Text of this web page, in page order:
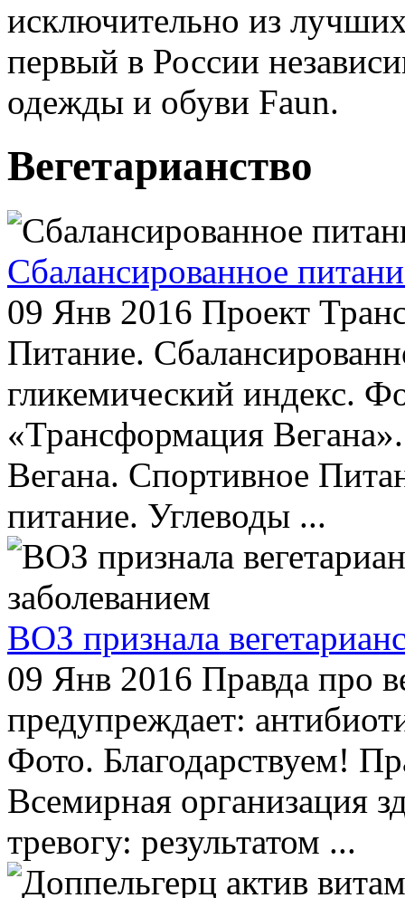
исключительно из
первый в России
одежды и обуви Faun.
Вегетарианство
Сбалансированное
09 Янв 2016 Проект
Питание.
гликемический индекс.
«Трансформация
Вегана. Спортивное
питание. Углеводы ...
ВОЗ признала
09 Янв 2016 Правда про
предупреждает:
Фото. Благодарствуем!
Всемирная организация
тревогу: результатом ...